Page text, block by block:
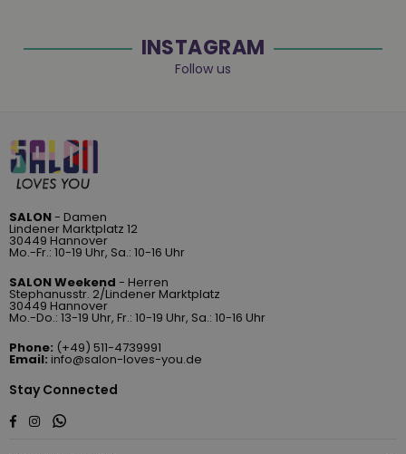
INSTAGRAM
Follow us
SALON- Damen
Lindener Marktplatz 12
30449 Hannover
Mo.-Fr.: 10-19 Uhr, Sa.: 10-16 Uhr
SALON Weekend - Herren
Stephanusstr. 2/Lindener Marktplatz
30449 Hannover
Mo.-Do.: 13-19 Uhr, Fr.: 10-19 Uhr, Sa.: 10-16 Uhr
Phone: (+49) 511-4739991
Email: info@salon-loves-you.de
Stay Connected
Facebook
InstagramWhatsapp